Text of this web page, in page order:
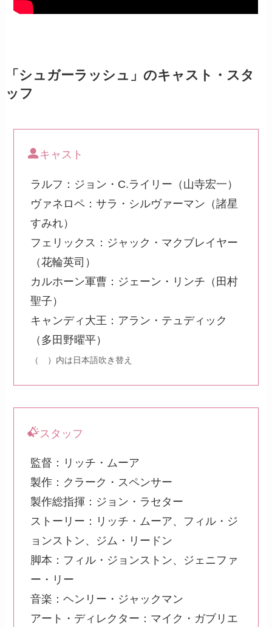
「シュガーラッシュ」のキャスト・スタ
ッフ
キャスト
ラルフ：ジョン・C.ライリー（山寺宏一）
ヴァネロペ：サラ・シルヴァーマン（諸星
すみれ）
フェリックス：ジャック・マクブレイヤー
（花輪英司）
カルホーン軍曹：ジェーン・リンチ（田村
聖子）
キャンディ大王：アラン・テュディック
（多田野曜平）
（ ）内は日本語吹き替え
スタッフ
監督：リッチ・ムーア
製作：クラーク・スペンサー
製作総指揮：ジョン・ラセター
ストーリー：リッチ・ムーア、フィル・ジ
ョンストン、ジム・リードン
脚本：フィル・ジョンストン、ジェニファ
ー・リー
音楽：ヘンリー・ジャックマン
アート・ディレクター：マイク・ガブリエ